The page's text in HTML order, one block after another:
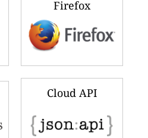
Firefox
Cloud API